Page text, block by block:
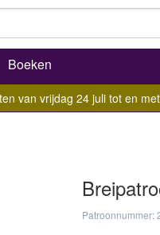
Boeken
van vrijdag 24 juli tot en
Patroonnummer: